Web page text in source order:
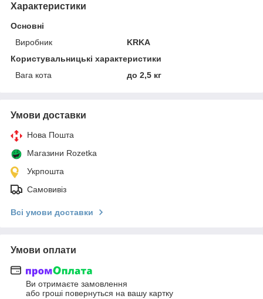
Характеристики
Основні
Виробник
KRKA
Користувальницькі характеристики
Вага кота
до 2,5 кг
Умови доставки
Нова Пошта
Магазини Rozetka
Укрпошта
Самовивіз
Всі умови доставки
Умови оплати
Ви отримаєте замовлення
або гроші повернуться на вашу картку